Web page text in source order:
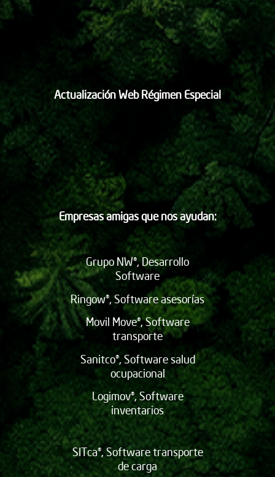
Actualización Web Régimen Especial
Empresas amigas que nos ayudan:
Grupo NW®, Desarrollo
Software
Ringow®, Software asesorías
Movil Move®, Software
transporte
Sanitco®, Software salud
ocupacional
Logimov®, Software
inventarios
SITca®, Software transporte
de carga